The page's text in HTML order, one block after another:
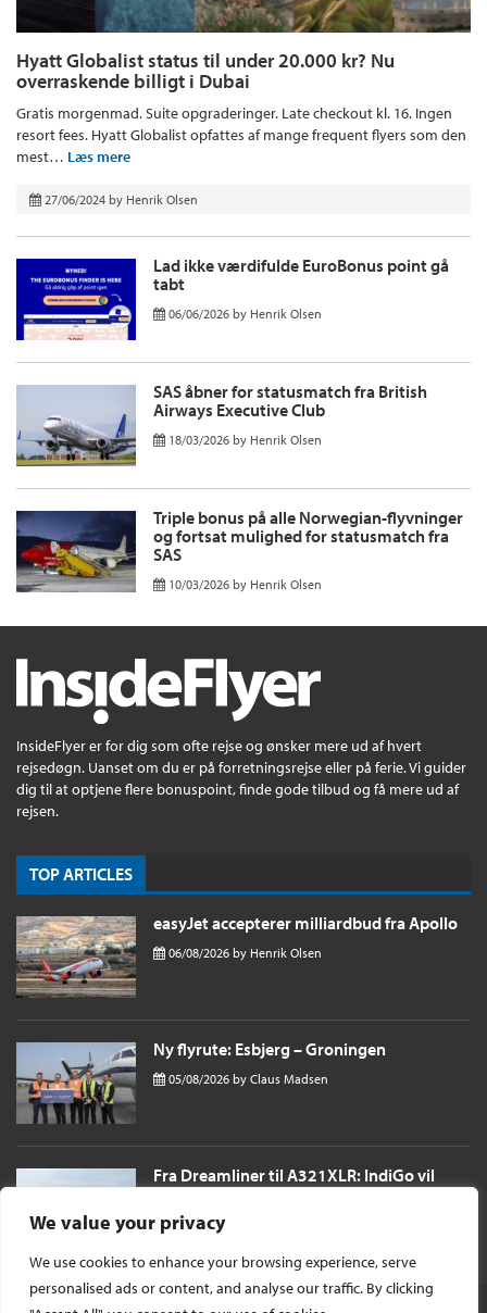
We value your privacy
We use cookies to enhance your browsing experience, serve
personalised ads or content, and analyse our traffic. By clicking
Hyatt Globalist status til under 20.000 kr? Nu
overraskende billigt i Dubai
Gratis morgenmad. Suite opgraderinger. Late checkout kl. 16. Ingen
resort fees. Hyatt Globalist opfattes af mange frequent flyers som den
mest… Læs mere
27/06/2024 by Henrik Olsen
Lad ikke værdifulde EuroBonus point gå
tabt
06/06/2026 by Henrik Olsen
SAS åbner for statusmatch fra British
Airways Executive Club
18/03/2026 by Henrik Olsen
Triple bonus på alle Norwegian-flyvninger
og fortsat mulighed for statusmatch fra
SAS
10/03/2026 by Henrik Olsen
InsideFlyer er for dig som ofte rejse og ønsker mere ud af hvert
rejsedøgn. Uanset om du er på forretningsrejse eller på ferie. Vi guider
dig til at optjene flere bonuspoint, finde gode tilbud og få mere ud af
rejsen.
TOP ARTICLES
easyJet accepterer milliardbud fra Apollo
06/08/2026 by Henrik Olsen
Ny flyrute: Esbjerg – Groningen
05/08/2026 by Claus Madsen
Fra Dreamliner til A321XLR: IndiGo vil
sende passagerer næsten 11 timer til
London i et single aisle fly